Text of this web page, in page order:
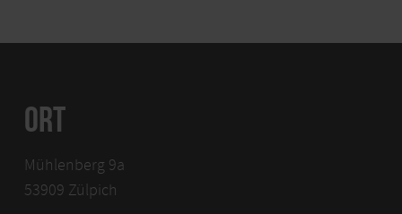
ORT
Mühlenberg 9a
53909 Zülpich